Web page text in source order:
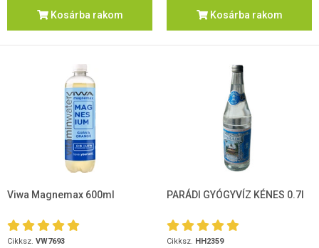
Kosárba rakom Kosárba rakom
Viwa Magnemax 600ml
Cikksz. VW7693
PARÁDI GYÓGYVÍZ KÉNES 0.7l
Cikksz. HH2359